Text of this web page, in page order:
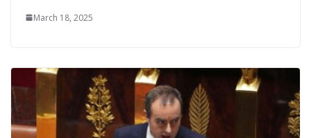
March 18, 2025